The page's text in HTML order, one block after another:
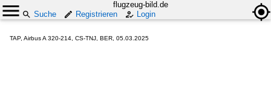
flugzeug-bild.de
Suche
Registrieren Login
TAP, Airbus A 320-214, CS-TNJ, BER, 05.03.2025